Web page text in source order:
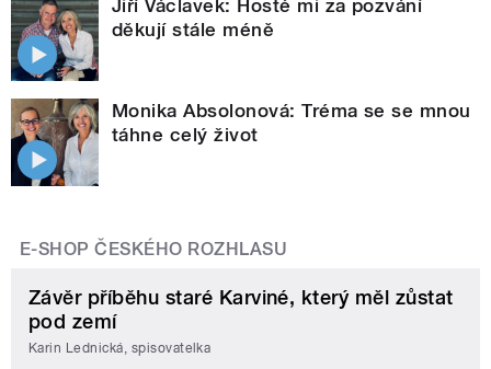
Jiří Václavek: Hosté mi za pozvání
děkují stále méně
Monika Absolonová: Tréma se se mnou
táhne celý život
E-SHOP ČESKÉHO ROZHLASU
Závěr příběhu staré Karviné, který měl zůstat
pod zemí
Karin Lednická, spisovatelka